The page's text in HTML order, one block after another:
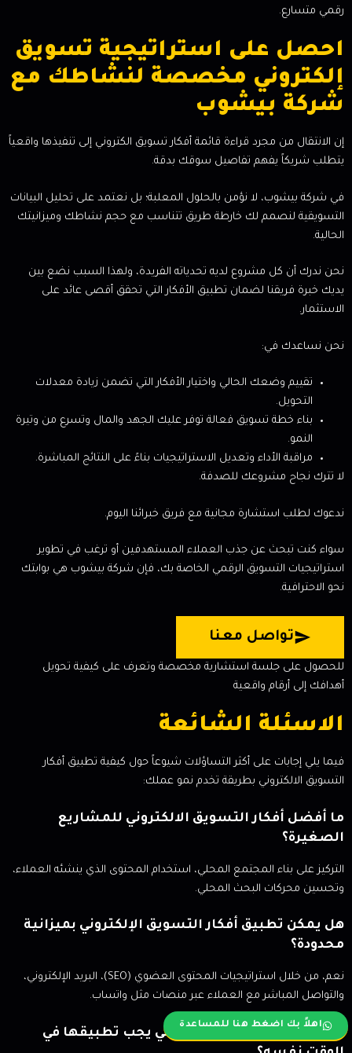
رقمي متسارع.
احصل على استراتيجية تسويق
إلكتروني مخصصة لنشاطك مع
شركة بيشوب
إن الانتقال من مجرد قراءة قائمة أفكار تسويق الكتروني إلى تنفيذها واقعياً
يتطلب شريكاً يفهم تفاصيل سوقك بدقة.
في شركة بيشوب، لا نؤمن بالحلول المعلبة؛ بل نعتمد على تحليل البيانات
التسويقية لنصمم لك خارطة طريق تتناسب مع حجم نشاطك وميزانيتك
الحالية.
نحن ندرك أن كل مشروع لديه تحدياته الفريدة، ولهذا السبب نضع بين
يديك خبرة فريقنا لضمان تطبيق الأفكار التي تحقق أقصى عائد على
الاستثمار.
نحن نساعدك في:
تقييم وضعك الحالي واختيار الأفكار التي تضمن زيادة معدلات
التحويل.
بناء خطة تسويق فعالة توفر عليك الجهد والمال وتسرع من وتيرة
النمو.
مراقبة الأداء وتعديل الاستراتيجيات بناءً على النتائج المباشرة.
لا تترك نجاح مشروعك للصدفة.
ندعوك لطلب استشارة مجانية مع فريق خبرائنا اليوم.
سواء كنت تبحث عن جذب العملاء المستهدفين أو ترغب في تطوير
استراتيجيات التسويق الرقمي الخاصة بك، فإن شركة بيشوب هي بوابتك
نحو الاحترافية.
تواصل معنا
للحصول على جلسة استشارية مخصصة وتعرف على كيفية تحويل
أهدافك إلى أرقام واقعية
الاسئلة الشائعة
فيما يلي إجابات على أكثر التساؤلات شيوعاً حول كيفية تطبيق أفكار
التسويق الالكتروني بطريقة تخدم نمو عملك:
ما أفضل أفكار التسويق الالكتروني للمشاريع
الصغيرة؟
التركيز على بناء المجتمع المحلي، استخدام المحتوى الذي ينشئه العملاء،
وتحسين محركات البحث المحلي.
هل يمكن تطبيق أفكار التسويق الإلكتروني بميزانية
محدودة؟
نعم، من خلال استراتيجيات المحتوى العضوي (SEO)، البريد الإلكتروني،
والتواصل المباشر مع العملاء عبر منصات مثل واتساب.
كم عدد الأفكار التسويقية التي يجب تطبيقها في
اهلاً بك اضغط هنا للمساعدة